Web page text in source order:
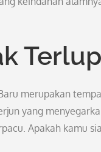
merupakan
yang
Apakah kamu